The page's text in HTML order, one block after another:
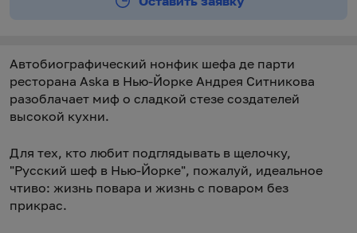
Автобиографический нонфик шефа де парти
ресторана Aska в Нью-Йорке Андрея Ситникова
разоблачает миф о сладкой стезе создателей
высокой кухни.
Для тех, кто любит подглядывать в щелочку,
"Русский шеф в Нью-Йорке", пожалуй, идеальное
чтиво: жизнь повара и жизнь с поваром без
прикрас.